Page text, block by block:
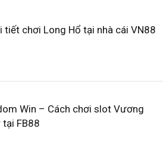
tiết chơi Long Hổ tại nhà cái VN88
Win – Cách chơi slot Vương
tại FB88